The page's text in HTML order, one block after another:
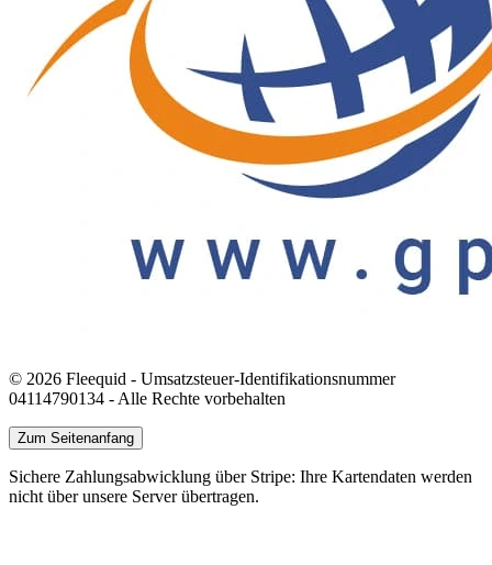
© 2026 Fleequid - Umsatzsteuer-Identifikationsnummer
04114790134 - Alle Rechte vorbehalten
Zum Seitenanfang
Sichere Zahlungsabwicklung über Stripe: Ihre Kartendaten werden
nicht über unsere Server übertragen.